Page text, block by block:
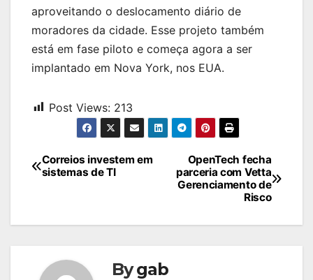
aproveitando o deslocamento diário de
moradores da cidade. Esse projeto também
está em fase piloto e começa agora a ser
implantado em Nova York, nos EUA.
Post Views: 213
Navegação
de
OpenTech fecha
parceria com Vetta
Gerenciamento de
Risco
Correios investem em
sistemas de TI
Bygab